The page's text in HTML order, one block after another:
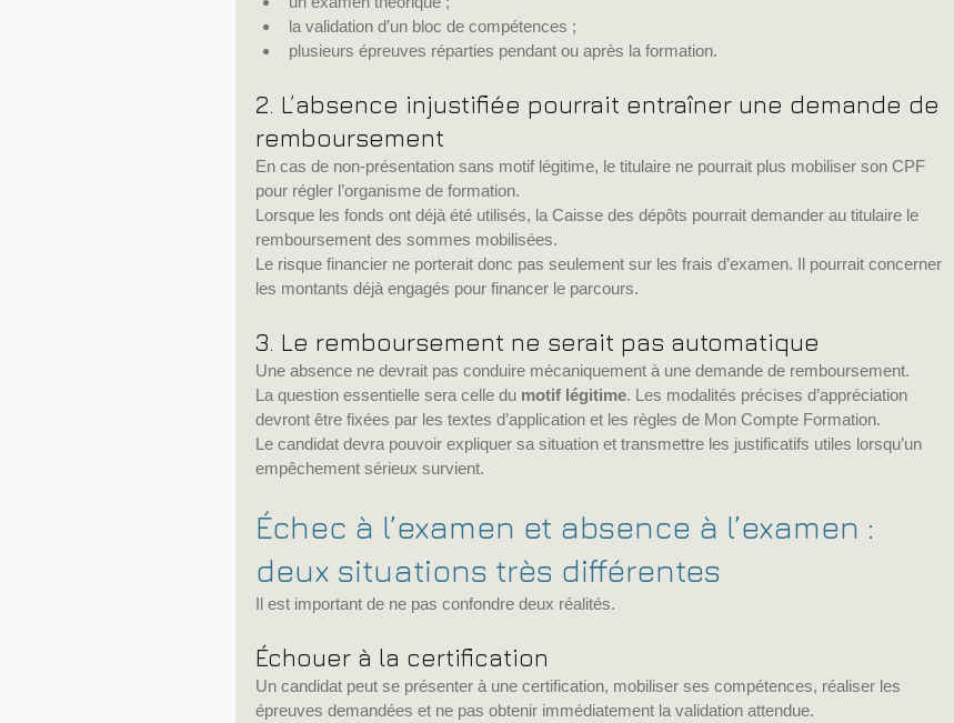
la validation d’un bloc de compétences ;
plusieurs épreuves réparties pendant ou après la formation.
2. L’absence injustifiée pourrait entraîner une demande de
remboursement
En cas de non-présentation sans motif légitime, le titulaire ne pourrait plus mobiliser son CPF
pour régler l’organisme de formation.
Lorsque les fonds ont déjà été utilisés, la Caisse des dépôts pourrait demander au titulaire le
remboursement des sommes mobilisées.
Le risque financier ne porterait donc pas seulement sur les frais d’examen. Il pourrait concerner
les montants déjà engagés pour financer le parcours.
3. Le remboursement ne serait pas automatique
Une absence ne devrait pas conduire mécaniquement à une demande de remboursement.
La question essentielle sera celle du motif légitime. Les modalités précises d’appréciation
devront être fixées par les textes d’application et les règles de Mon Compte Formation.
Le candidat devra pouvoir expliquer sa situation et transmettre les justificatifs utiles lorsqu’un
empêchement sérieux survient.
Échec à l’examen et absence à l’examen :
deux situations très différentes
Il est important de ne pas confondre deux réalités.
Échouer à la certification
Un candidat peut se présenter à une certification, mobiliser ses compétences, réaliser les
épreuves demandées et ne pas obtenir immédiatement la validation attendue.